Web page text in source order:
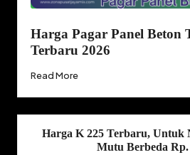
Harga Pagar Panel Beton
Terbaru 2026
Read More
Harga K 225 Terbaru, Untuk
Mutu Berbeda Rp.